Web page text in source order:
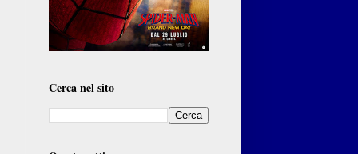
Cerca nel sito